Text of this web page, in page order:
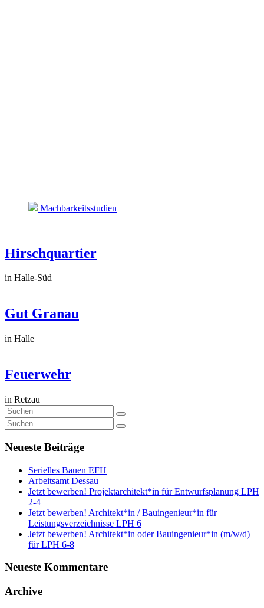
Machbarkeitsstudien
Hirschquartier
in Halle-Süd
Gut Granau
in Halle
Feuerwehr
in Retzau
Neueste Beiträge
Serielles Bauen EFH
Arbeitsamt Dessau
Jetzt bewerben! Projektarchitekt*in für Entwurfsplanung LPH
2-4
Jetzt bewerben! Architekt*in / Bauingenieur*in für
Leistungsverzeichnisse LPH 6
Jetzt bewerben! Architekt*in oder Bauingenieur*in (m/w/d)
für LPH 6-8
Neueste Kommentare
Archive